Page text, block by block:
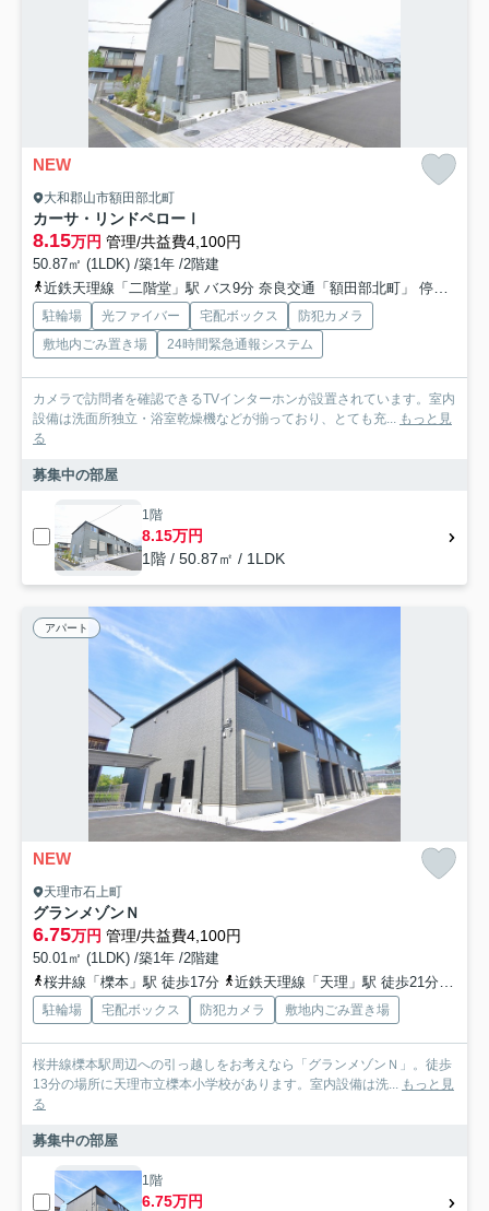
NEW
大和郡山市額田部北町
カーサ・リンドペローⅠ
8.15万円 管理/共益費4,100円
50.87㎡ (1LDK) /築1年 /2階建
近鉄天理線「二階堂」駅 バス9分 奈良交通「額田部北町」 停歩3分
駐輪場 光ファイバー 宅配ボックス
防犯カメラ
敷地内ごみ置き場
24時間緊急通報システム
カメラで訪問者を確認できるTVインターホンが設置されています。室内
設備は洗面所独立・浴室乾燥機などが揃っており、とても充...
もっと見
る
募集中の部屋
1階
8.15万円
1階 / 50.87㎡ / 1LDK
アパート
NEW
天理市石上町
グランメゾンＮ
6.75万円 管理/共益費4,100円
50.01㎡ (1LDK) /築1年 /2階建
桜井線「櫟本」駅 徒歩17分
近鉄天理線「天理」駅 徒歩21分
駐輪場 宅配ボックス 防犯カメラ 敷地内ごみ置き場
桜井線櫟本駅周辺への引っ越しをお考えなら「グランメゾンＮ」。徒歩
13分の場所に天理市立櫟本小学校があります。室内設備は洗...
もっと見
る
募集中の部屋
1階
6.75万円